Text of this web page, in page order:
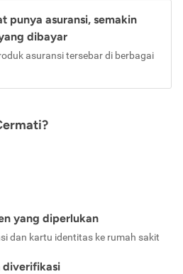
punya asuransi, semakin
dibayar
asuransi tersebar di berbagai
yang diperlukan
dan kartu identitas ke rumah sakit
diverifikasi